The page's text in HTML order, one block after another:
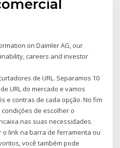
on Daimler AG, our
careers and investor
de URL. Separamos 10
URL do mercado e vamos
e contras de cada opção. No fim
de escolher o
nas suas necessidades.
o link na barra de ferramenta ou
você também pode